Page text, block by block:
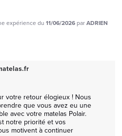
expérience du 11/06/2026 parADRIEN
votre retour élogieux ! Nous
que vous avez eu une
avec votre matelas Polair.
notre priorité et vos
motivent à continuer